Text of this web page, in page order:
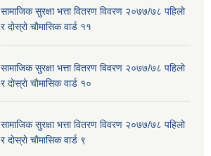
सामाजिक सुरक्षा भत्ता वितरण विवरण २०७७/७८ पहिलाे
र दाेस्राे चाैमासिक वार्ड ११
सामाजिक सुरक्षा भत्ता वितरण विवरण २०७७/७८ पहिलाे
र दाेस्राे चाैमासिक वार्ड १०
सामाजिक सुरक्षा भत्ता वितरण विवरण २०७७/७८ पहिलाे
र दाेस्राे चाैमासिक वार्ड ९